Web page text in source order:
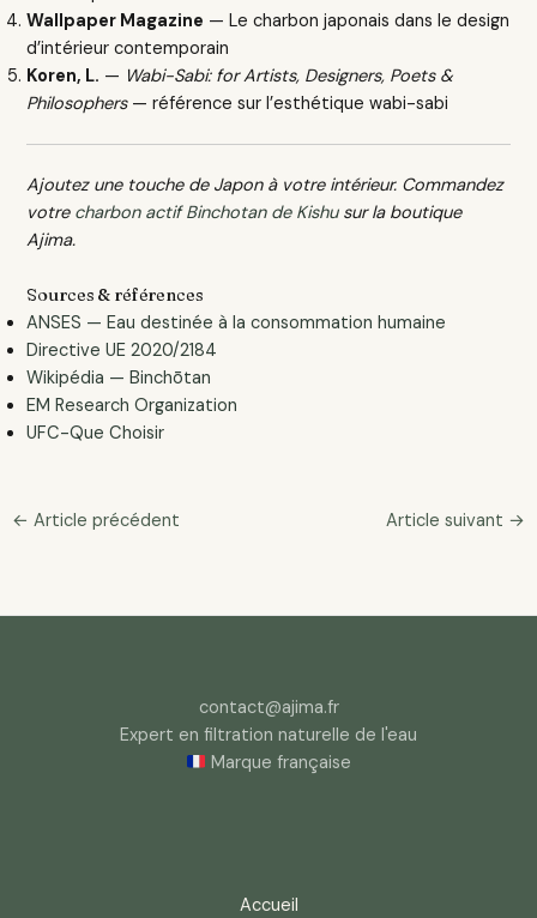
Wallpaper Magazine — Le charbon japonais dans le design
d’intérieur contemporain
Koren, L. — Wabi-Sabi: for Artists, Designers, Poets &
Philosophers— référence sur l’esthétique wabi-sabi
Ajoutez une touche de Japon à votre intérieur. Commandez
votre charbon actif Binchotan de Kishusur la boutique
Ajima.
Sources & références
ANSES — Eau destinée à la consommation humaine
Directive UE 2020/2184
Wikipédia — Binchōtan
EM Research Organization
UFC-Que Choisir
← Article précédent Article suivant →
contact@ajima.fr
Expert en filtration naturelle de l'eau
Marque française
Accueil